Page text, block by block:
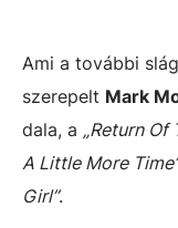
Ami a további
szerepelt Mark
dala, a „Return Of
A Little More
Girl”.